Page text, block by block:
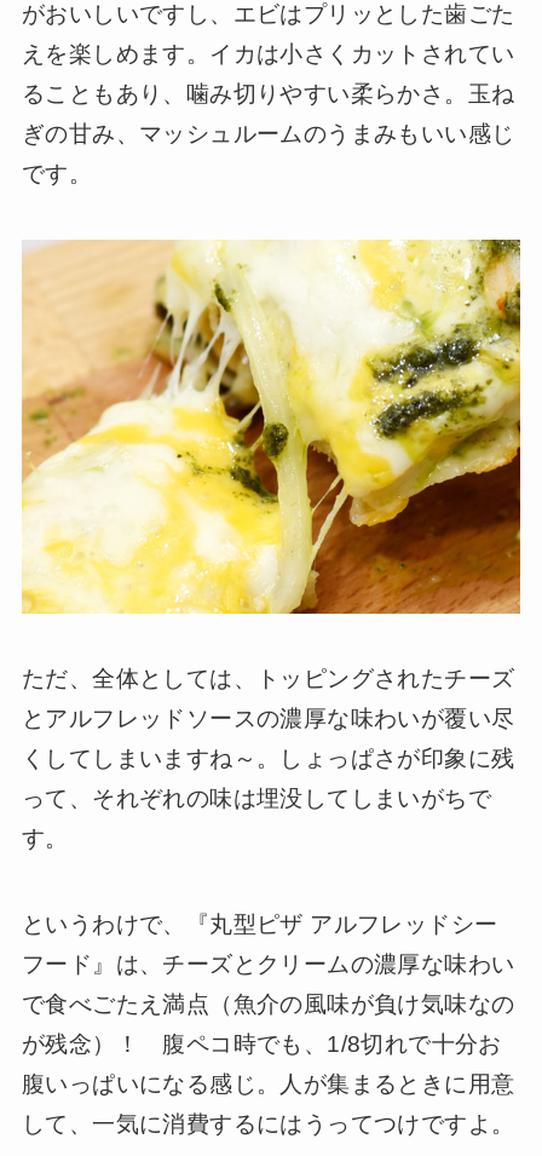
がおいしいですし、エビはプリッとした歯ごた
えを楽しめます。イカは小さくカットされてい
ることもあり、噛み切りやすい柔らかさ。玉ね
ぎの甘み、マッシュルームのうまみもいい感じ
です。
ただ、全体としては、トッピングされたチーズ
とアルフレッドソースの濃厚な味わいが覆い尽
くしてしまいますね～。しょっぱさが印象に残
って、それぞれの味は埋没してしまいがちで
す。
というわけで、『丸型ピザ アルフレッドシー
フード』は、チーズとクリームの濃厚な味わい
で食べごたえ満点（魚介の風味が負け気味なの
が残念）！ 腹ペコ時でも、1/8切れで十分お
腹いっぱいになる感じ。人が集まるときに用意
して、一気に消費するにはうってつけですよ。